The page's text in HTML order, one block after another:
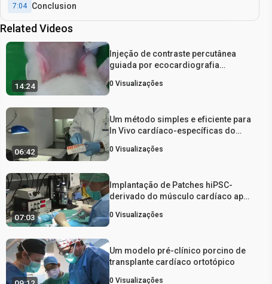
7:04 Conclusion
Related Videos
14:24
Injeção de contraste percutânea
guiada por ecocardiografia
em uma grande maquete pré-
0 Visualizações
06:42
Um método simples e eficiente para
In Vivo cardíaco-específicas do
Intramiocárdica em ratos
0 Visualizações
07:03
Implantação de Patches hiPSC-
derivado do músculo cardíaco após
cobaia
0 Visualizações
Um modelo pré-clínico porcino de
transplante cardíaco ortotópico
0 Visualizações